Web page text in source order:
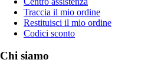
Traccia il mio ordine
Restituisci il mio ordine
Codici sconto
Chi siamo